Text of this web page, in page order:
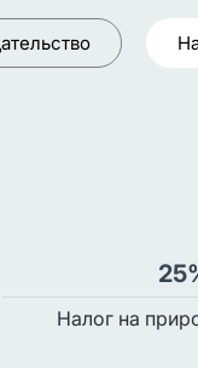
Налог на